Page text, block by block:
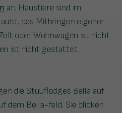
an. Haustiere sind im
das Mitbringen eigener
oder Wohnwagen ist nicht
ist nicht gestattet.
die Stuuflodges Bella auf
dem Bella-feld. Sie blicken